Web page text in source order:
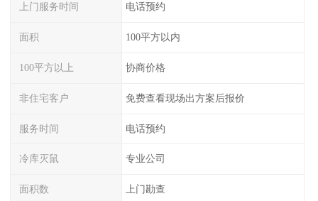
上门服务时间 电话预约
面积 100平方以内
100平方以上 协商价格
非住宅客户 免费查看现场出方案后报价
服务时间 电话预约
冷库灭鼠 专业公司
面积数 上门勘查